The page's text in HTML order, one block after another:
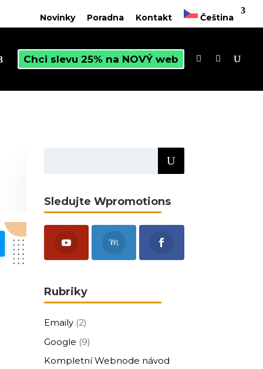
Novinky Poradna Kontakt Čeština
Chci slevu 25% na NOVÝ web
Sledujte Wpromotions
Rubriky
Emaily(2)
Google (9)
Kompletní Webnode návod